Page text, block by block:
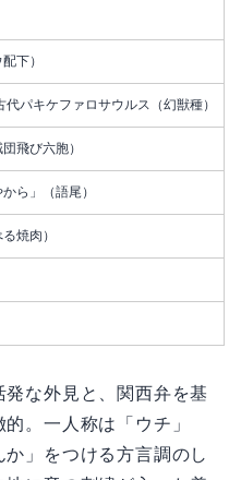
下）
パキケファロサウルス（幻獣種）
飛び六胞）
ら」（語尾）
焼肉）
な外見と、関西弁を基
。一人称は「ウチ」
」をつける方言調のし